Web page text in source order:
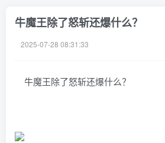
牛魔王除了怒斩还爆什么？
2025-07-28 08:31:33
牛魔王除了怒斩还爆什么？